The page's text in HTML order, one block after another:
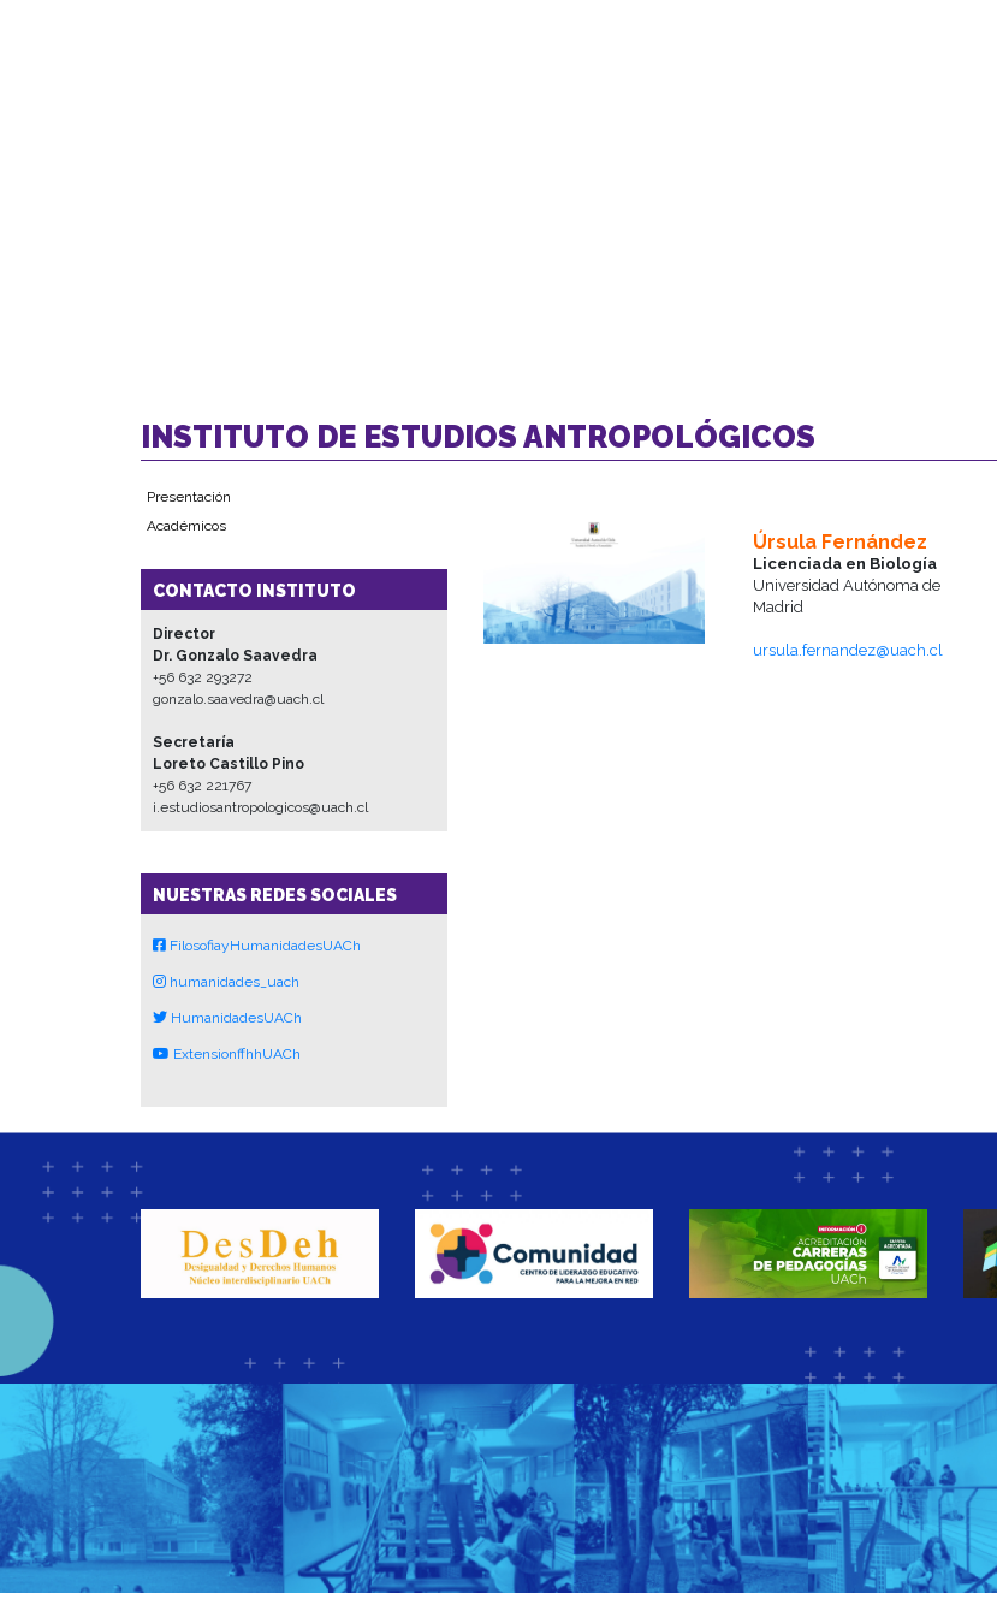
INSTITUTO DE ESTUDIOS ANTROPOLÓGICOS
Presentación
Académicos
CONTACTO INSTITUTO
Director
Dr. Gonzalo Saavedra
+56 632 293272
gonzalo.saavedra@uach.cl
Secretaría
Loreto Castillo Pino
+56 632 221767
i.estudiosantropologicos@uach.cl
NUESTRAS REDES SOCIALES
FilosofiayHumanidadesUACh
humanidades_uach
HumanidadesUACh
ExtensionffhhUACh
Úrsula Fernández
Licenciada en Biología
Universidad Autónoma de
Madrid
ursula.fernandez@uach.cl